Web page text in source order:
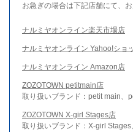
お急ぎの場合は下記店舗にて、お
ナルミヤオンライン楽天市場店
ナルミヤオンライン Yahoo!ショ
ナルミヤオンライン Amazon店
ZOZOTOWN petitmain店
取り扱いブランド：petit main、
ZOZOTOWN X-girl Stages店
取り扱いブランド：X-girl